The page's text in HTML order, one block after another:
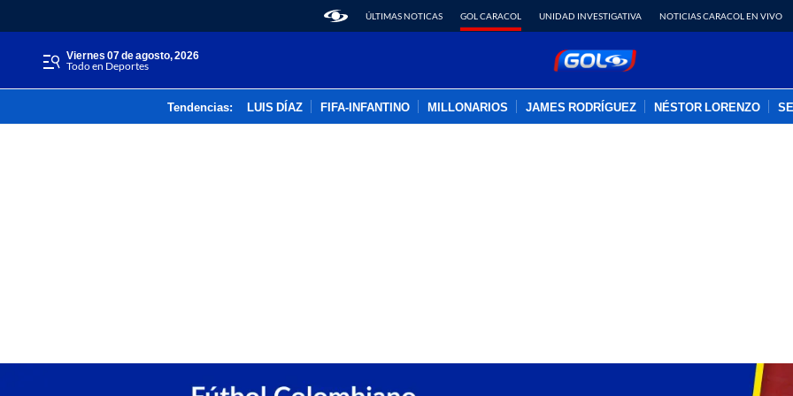
ÚLTIMAS NOTICAS GOL CARACOL UNIDAD INVESTIGATIVA NOTICIAS CARACOL EN VIVO
viernes 07 de agosto, 2026
Todo en Deportes
Tendencias: LUIS DÍAZ FIFA-INFANTINO MILLONARIOS JAMES RODRÍGUEZ NÉSTOR LORENZO